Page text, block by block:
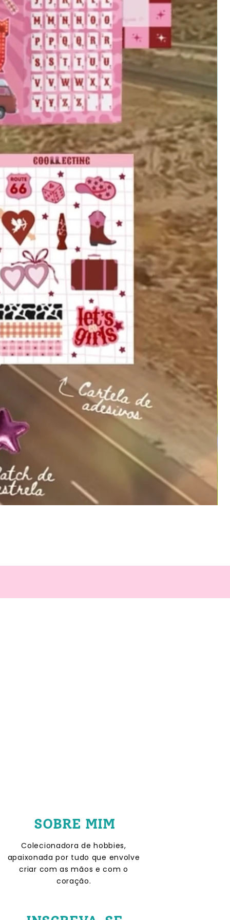
SOBRE MIM
Colecionadora de hobbies,
apaixonada por tudo que envolve
criar com as mãos e com o
coração.